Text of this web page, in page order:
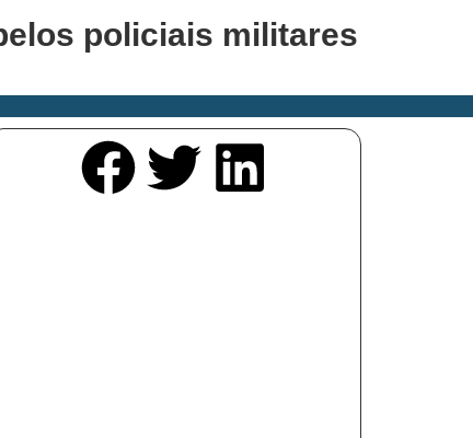
policiais militares